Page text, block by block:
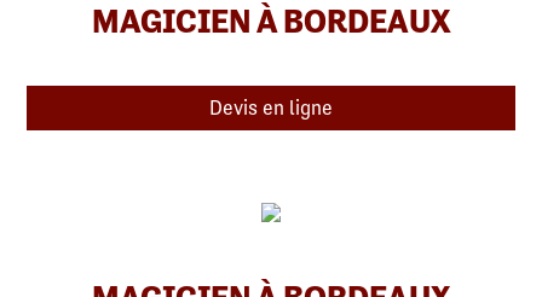
MAGICIEN À BORDEAUX
Devis en ligne